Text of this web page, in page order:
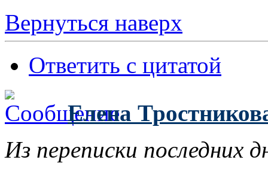
Вернуться наверх
Ответить с цитатой
Елена
Из переписки последних